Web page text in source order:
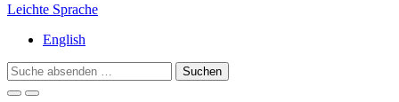
Leichte Sprache
English
Search
for: